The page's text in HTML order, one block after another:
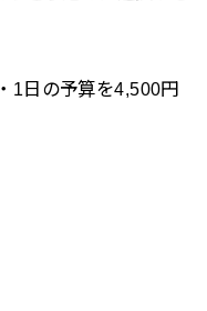
1日の予算を4,500円